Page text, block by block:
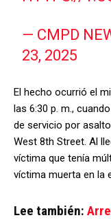
— CMPD
23, 2025
El hecho ocurrió el
las 6:30 p. m.,
de servicio por
West 8th Street. Al
víctima que tenía
víctima muerta en la
Lee también: